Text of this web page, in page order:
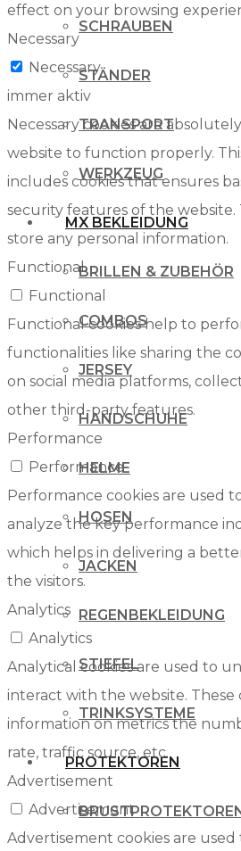
SCHRAUBEN
STÄNDER
TRANSPORT
WERKZEUG
MX BEKLEIDUNG
BRILLEN & ZUBEHÖR
COMBOS
JERSEY
HANDSCHUHE
HELME
HOSEN
JACKEN
REGENBEKLEIDUNG
STIEFEL
TRINKSYSTEME
PROTEKTOREN
effect on your browsing
Necessary
Necessary
immer aktiv
Necessary cookies are
website to function properly.
includes cookies that ensures
security features of the website.
store any personal information.
Functional
Functional
Functional cookies help to
functionalities like sharing the
on social media platforms,
other third-party features.
Performance
Performance
Performance cookies are used
analyze the key performance
which helps in delivering a
the visitors.
Analytics
Analytics
Analytical cookies are used to
interact with the website. These
information on metrics the
rate, traffic source, etc.
Advertisement
Advertisement
Advertisement cookies are used